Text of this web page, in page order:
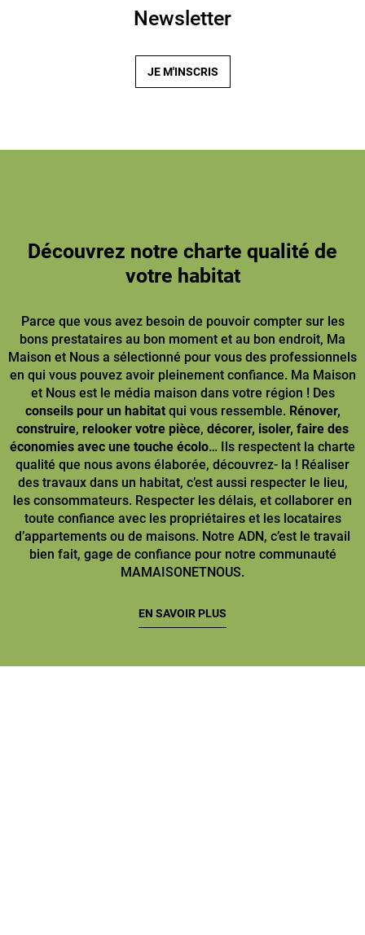
Newsletter
JE M'INSCRIS
Découvrez notre charte qualité de
votre habitat
Parce que vous avez besoin de pouvoir compter sur les
bons prestataires au bon moment et au bon endroit, Ma
Maison et Nous a sélectionné pour vous des professionnels
en qui vous pouvez avoir pleinement confiance. Ma Maison
et Nous est le média maison dans votre région ! Des
conseils pour un habitatqui vous ressemble. Rénover,
construire, relooker votre pièce, décorer, isoler, faire des
économies avec une touche écolo… Ils respectent la charte
qualité que nous avons élaborée, découvrez- la ! Réaliser
des travaux dans un habitat, c’est aussi respecter le lieu,
les consommateurs. Respecter les délais, et collaborer en
toute confiance avec les propriétaires et les locataires
d’appartements ou de maisons. Notre ADN, c’est le travail
bien fait, gage de confiance pour notre communauté
MAMAISONETNOUS.
EN SAVOIR PLUS